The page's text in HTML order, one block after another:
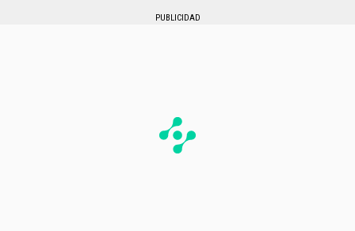
PUBLICIDAD